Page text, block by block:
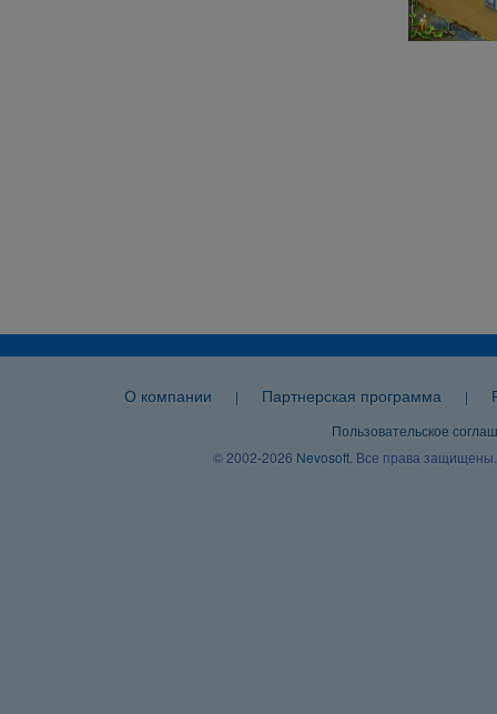
О компании | Партнерская программа |
Пользовательское
© 2002-2026 Nevosoft . Все права защищены